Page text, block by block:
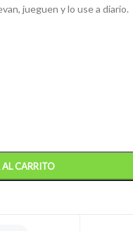
jueguen y lo use a diario.
CARRITO